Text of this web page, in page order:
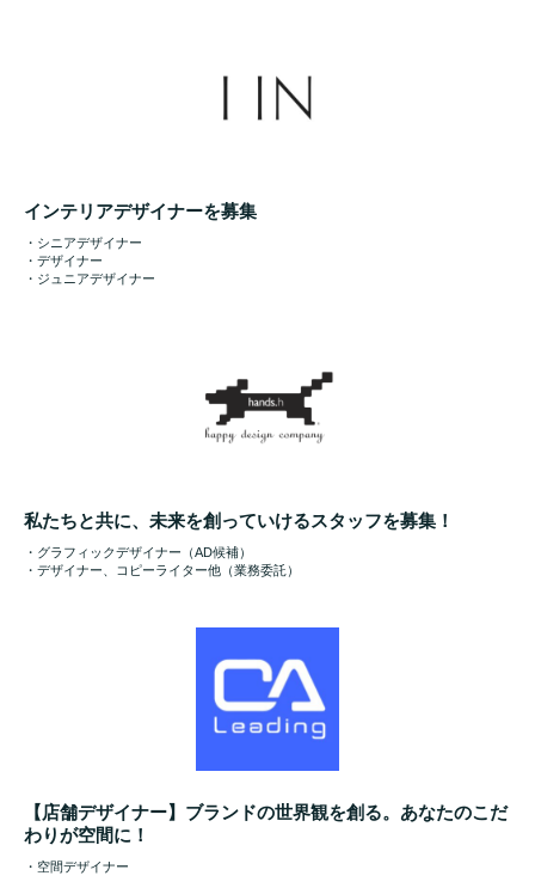
インテリアデザイナーを募集
・シニアデザイナー
・デザイナー
・ジュニアデザイナー
私たちと共に、未来を創っていけるスタッフを募集！
・グラフィックデザイナー（AD候補）
・デザイナー、コピーライター他（業務委託）
【店舗デザイナー】ブランドの世界観を創る。あなたのこだ
わりが空間に！
・空間デザイナー